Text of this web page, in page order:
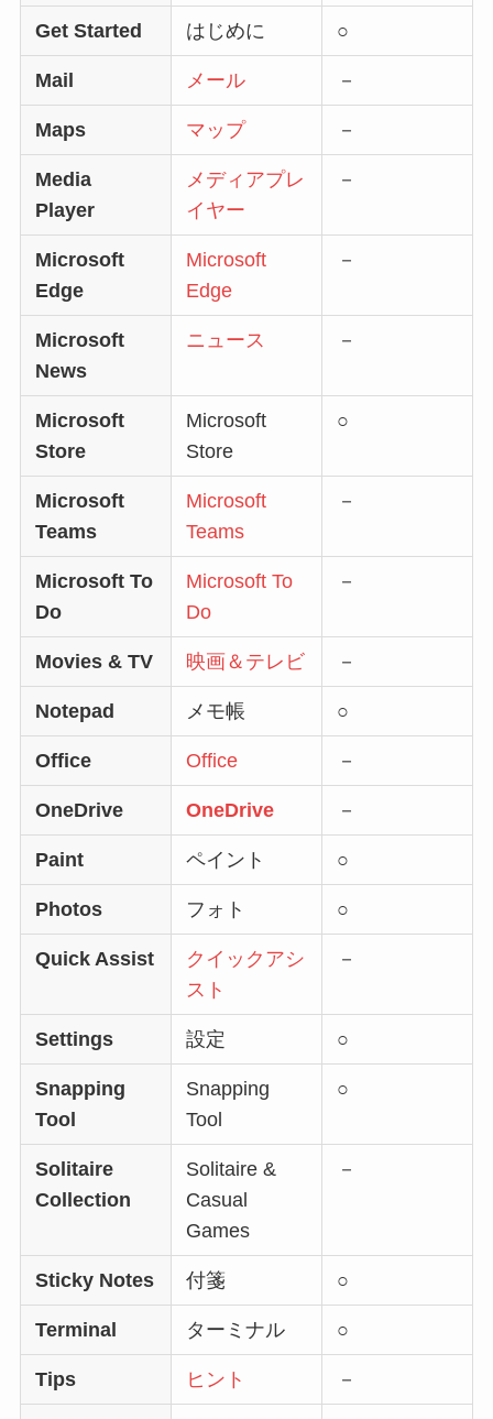
Get Started はじめに ○
Mail メール －
Maps マップ －
Media
Player
メディアプレ
イヤー
－
Microsoft
Edge
Microsoft
Edge
－
Microsoft
News
ニュース －
Microsoft
Store
Microsoft
Store
○
Microsoft
Teams
Microsoft
Teams
－
Microsoft To
Do
Microsoft To
Do
－
Movies & TV 映画＆テレビ －
Notepad メモ帳 ○
Office Office －
OneDrive OneDrive －
Paint ペイント ○
Photos フォト ○
Quick Assist
クイックアシ
スト
－
Settings 設定 ○
Snapping
Tool
Snapping
Tool
○
Solitaire
Collection
Solitaire &
Casual
Games
－
Sticky Notes 付箋 ○
Terminal ターミナル ○
Tips ヒント －